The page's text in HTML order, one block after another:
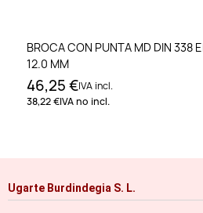
BROCA CON PUNTA MD DIN 338
12.0 MM
46,25 €IVA incl.
38,22 €IVA no incl.
Ugarte Burdindegia S. L.